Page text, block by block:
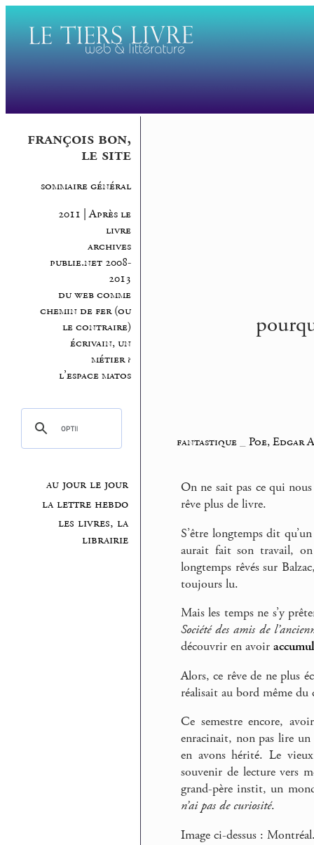
françois bon,
le site
sommaire général
2011 | Après le
livre
archives
publie.net 2008-
2013
du web comme
chemin de fer (ou
le contraire)
écrivain, un
métier ?
l’espace matos
au jour le jour
la lettre hebdo
les livres, la
librairie
fantastique_ Poe, Edgar
On ne sait pas ce qui
rêve plus de livre.
S’être longtemps dit
aurait fait son travail,
longtemps rêvés sur
toujours lu.
Mais les temps ne s’y
Société des amis de
découvrir en avoir
Alors, ce rêve de ne plus
réalisait au bord même du
Ce semestre encore,
enracinait, non pas lire un
en avons hérité. Le
souvenir de lecture vers
grand-père instit, un
n’ai pas de curiosité.
Image ci-dessus :